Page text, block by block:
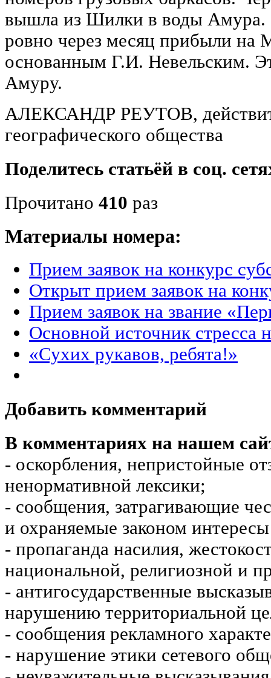
вышла из Шилки в воды Амура.
ровно через месяц прибыли на
основанным Г.И. Невельским.
Амуру.
АЛЕКСАНДР РЕУТОВ,
географического общества
Поделитесь статьёй в соц.
Прочитано 410 раз
Материалы номера:
Прием заявок на конкурс
Открыт прием заявок на
Прием заявок на звание
Основной источник стресса
«Сухих рукавов, ребята!»
Добавить комментарий
В комментариях на нашем
- оскорбления, непристойные
ненормативной лексики;
- сообщения, затрагивающие
и охраняемые законом
- пропаганда насилия,
национальной, религиозной и
- антигосударственные
нарушению территориальной
- сообщения рекламного
- нарушение этики сетевого